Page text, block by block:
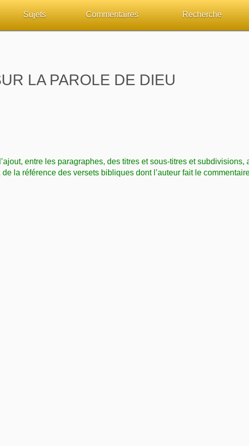
Sujets
L'Église, l'Assemblée
Commentaires
Pour débuter
Recherche
Études et
LA PAROLE DE DIEU
entre les paragraphes, des titres et sous-titres et subdivisions,
de la référence des versets bibliques dont l’auteur fait le